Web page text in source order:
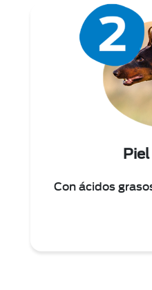
Con ácidos